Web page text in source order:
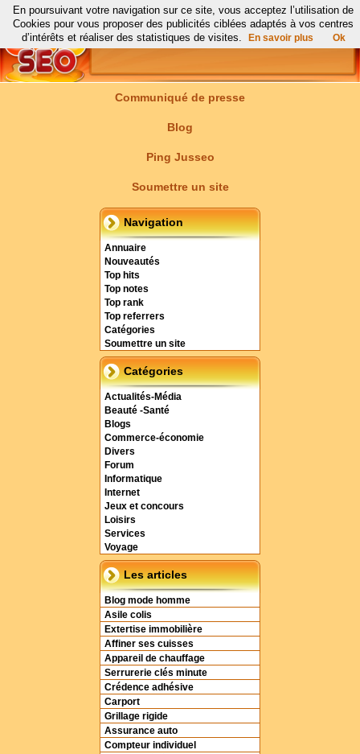
Communiqué de presse
Blog
Ping Jusseo
Soumettre un site
Navigation
Annuaire
Nouveautés
Top hits
Top notes
Top rank
Top referrers
Catégories
Soumettre un site
Catégories
Actualités-Média
Beauté -Santé
Blogs
Commerce-économie
Divers
Forum
Informatique
Internet
Jeux et concours
Loisirs
Services
Voyage
Les articles
Blog mode homme
Asile colis
Extertise immobilière
Affiner ses cuisses
Appareil de chauffage
Serrurerie clés minute
Crédence adhésive
Carport
Grillage rigide
Assurance auto
Compteur individuel
En poursuivant votre navigation sur ce site, vous acceptez l’utilisation de
Cookies pour vous proposer des publicités ciblées adaptés à vos centres
d’intérêts et réaliser des statistiques de visites.
En savoir plus Ok